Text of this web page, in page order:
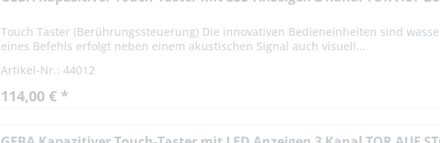
Touch Taster (Berührungssteuerung) Die innovativen Bedieneinheiten sind
eines Befehls erfolgt neben einem akustischen Signal auch visuell...
Artikel-Nr.: 44012
114,00 € *